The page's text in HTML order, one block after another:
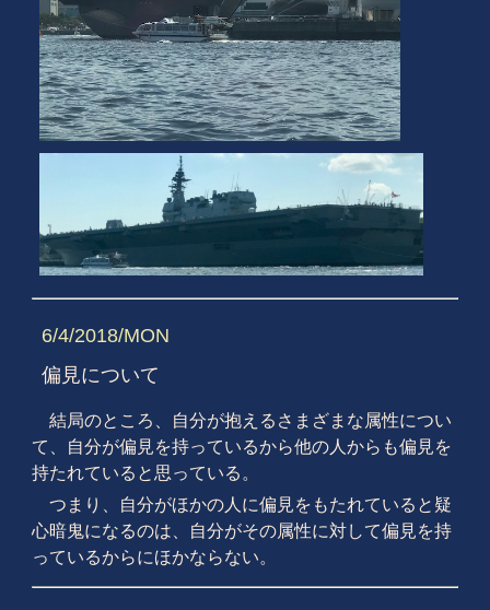
6/4/2018/MON
偏見について
結局のところ、自分が抱えるさまざまな属性につい
て、自分が偏見を持っているから他の人からも偏見を
持たれていると思っている。
つまり、自分がほかの人に偏見をもたれていると疑
心暗鬼になるのは、自分がその属性に対して偏見を持
っているからにほかならない。